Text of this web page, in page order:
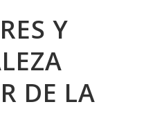
Y
DE LA